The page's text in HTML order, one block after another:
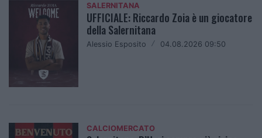
SALERNITANA
UFFICIALE: Riccardo Zoia è un giocatore
della Salernitana
Alessio Esposito / 04.08.2026 09:50
CALCIOMERCATO